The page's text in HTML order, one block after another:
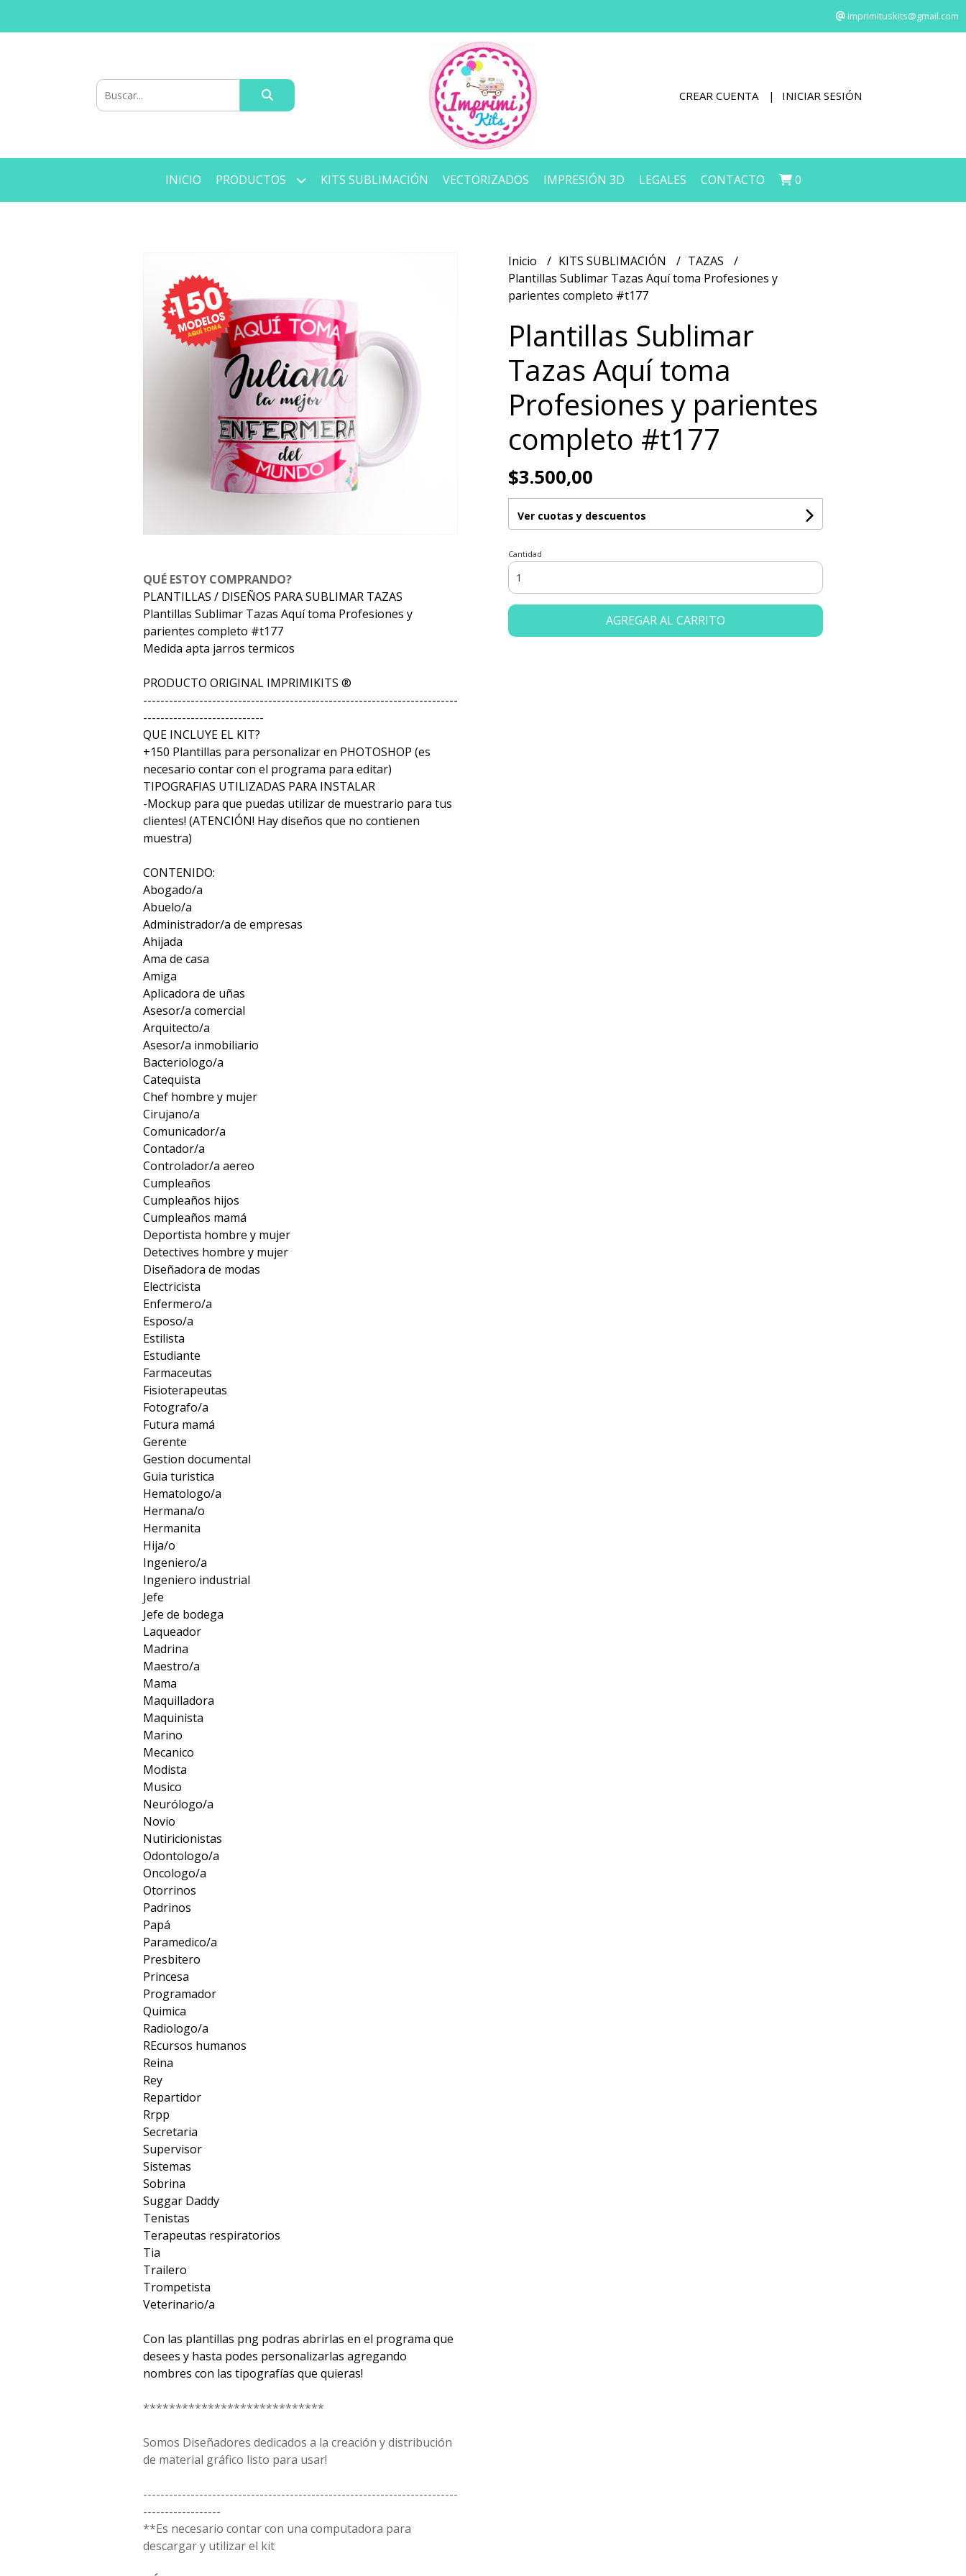
imprimituskits@gmail.com
CREAR CUENTA INICIAR SESIÓN
INICIO PRODUCTOS KITS SUBLIMACIÓN VECTORIZADOS IMPRESIÓN 3D LEGALES CONTACTO 0
QUÉ ESTOY COMPRANDO?
PLANTILLAS / DISEÑOS PARA SUBLIMAR TAZAS
Plantillas Sublimar Tazas Aquí toma Profesiones y
parientes completo #t177
Medida apta jarros termicos
PRODUCTO ORIGINAL IMPRIMIKITS ®
-------------------------------------------------------------------------
----------------------------
QUE INCLUYE EL KIT?
+150 Plantillas para personalizar en PHOTOSHOP (es
necesario contar con el programa para editar)
TIPOGRAFIAS UTILIZADAS PARA INSTALAR
-Mockup para que puedas utilizar de muestrario para tus
clientes! (ATENCIÓN! Hay diseños que no contienen
muestra)
CONTENIDO:
Abogado/a
Abuelo/a
Administrador/a de empresas
Ahijada
Ama de casa
Amiga
Aplicadora de uñas
Asesor/a comercial
Arquitecto/a
Asesor/a inmobiliario
Bacteriologo/a
Catequista
Chef hombre y mujer
Cirujano/a
Comunicador/a
Contador/a
Controlador/a aereo
Cumpleaños
Cumpleaños hijos
Cumpleaños mamá
Deportista hombre y mujer
Detectives hombre y mujer
Diseñadora de modas
Electricista
Enfermero/a
Esposo/a
Estilista
Estudiante
Farmaceutas
Fisioterapeutas
Fotografo/a
Futura mamá
Gerente
Gestion documental
Guia turistica
Hematologo/a
Hermana/o
Hermanita
Hija/o
Ingeniero/a
Ingeniero industrial
Jefe
Jefe de bodega
Laqueador
Madrina
Maestro/a
Mama
Maquilladora
Maquinista
Marino
Mecanico
Modista
Musico
Neurólogo/a
Novio
Nutiricionistas
Odontologo/a
Oncologo/a
Otorrinos
Padrinos
Papá
Paramedico/a
Presbitero
Princesa
Programador
Quimica
Radiologo/a
REcursos humanos
Reina
Rey
Repartidor
Rrpp
Secretaria
Supervisor
Sistemas
Sobrina
Suggar Daddy
Tenistas
Terapeutas respiratorios
Tia
Trailero
Trompetista
Veterinario/a
Con las plantillas png podras abrirlas en el programa que
desees y hasta podes personalizarlas agregando
nombres con las tipografías que quieras!
****************************
Somos Diseñadores dedicados a la creación y distribución
de material gráfico listo para usar!
-------------------------------------------------------------------------
------------------
**Es necesario contar con una computadora para
descargar y utilizar el kit
Inicio KITS SUBLIMACIÓN
TAZAS
Plantillas Sublimar Tazas Aquí toma Profesiones y
parientes completo #t177
Plantillas Sublimar
Tazas Aquí toma
Profesiones y parientes
completo #t177
$3.500,00
Ver cuotas y descuentos
Cantidad
AGREGAR AL CARRITO